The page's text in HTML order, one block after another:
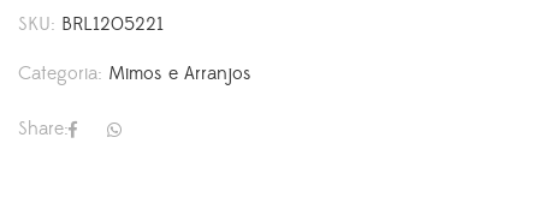
SKU: BRL1205221
Categoria: Mimos e Arranjos
Share: